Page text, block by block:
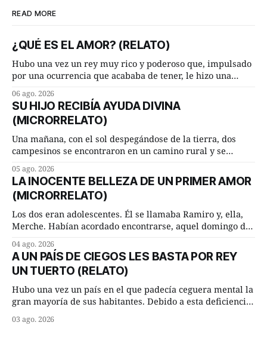
READ MORE
¿QUÉ ES EL AMOR? (RELATO)
Hubo una vez un rey muy rico y poderoso que, impulsado
por una ocurrencia que acababa de tener, le hizo una
Dime, hombre sabio, ¿qué es el amor según tú? Su
consejero, que era muy prudente y astuto le respondió de
inmediato:
06 ago. 2026
SU HIJO RECIBÍA AYUDA DIVINA
(MICRORRELATO)
Una mañana, con el sol despegándose de la tierra, dos
campesinos se encontraron en un camino rural y se
remolachas, Manuel? —quiso saber uno. —Eso acabo de
hacer, Paco. ¿Cómo va ese maíz tuyo? --se interesó el otro.
—De momento mejor
05 ago. 2026
LA INOCENTE BELLEZA DE UN PRIMER AMOR
(MICRORRELATO)
Los dos eran adolescentes. Él se llamaba Ramiro y, ella,
Merche. Habían acordado encontrarse, aquel domingo de
lugar del río que debía este nombre a la pronunciada
curva que la corriente fluvial presentaba en aquel punto.
Habían dispuesto que
04 ago. 2026
A UN PAÍS DE CIEGOS LES BASTA POR REY
UN TUERTO (RELATO)
Hubo una vez un país en el que padecía ceguera mental la
gran mayoría de sus habitantes. Debido a esta deficiencia,
superiores en número a los que no padecían ninguna
03 ago. 2026